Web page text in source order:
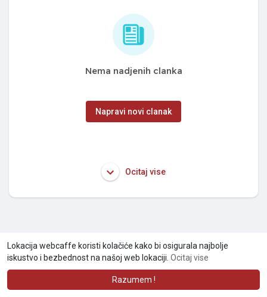
Lokacija webcaffe koristi kolačiće kako bi osigurala najbolje
iskustvo i bezbednost na našoj web lokaciji. Ocitaj vise
Razumem !
Nema nadjenih clanka
Napravi novi clanak
Ocitaj vise